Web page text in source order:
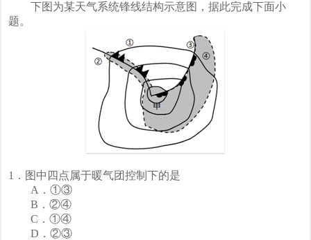
下图为某天气系统锋线结构示意图，据此完成下面小
题。
1．图中四点属于暖气团控制下的是
A．①③
B．②④
C．①④
D．②③